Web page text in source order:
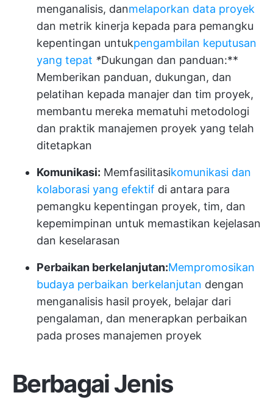
menganalisis, danmelaporkan data proyek
dan metrik kinerja kepada para pemangku
kepentingan untukpengambilan keputusan
yang tepat *Dukungan dan panduan:**
Memberikan panduan, dukungan, dan
pelatihan kepada manajer dan tim proyek,
membantu mereka mematuhi metodologi
dan praktik manajemen proyek yang telah
ditetapkan
Komunikasi: Memfasilitasikomunikasi dan
kolaborasi yang efektif di antara para
pemangku kepentingan proyek, tim, dan
kepemimpinan untuk memastikan kejelasan
dan keselarasan
Perbaikan berkelanjutan:Mempromosikan
budaya perbaikan berkelanjutan dengan
menganalisis hasil proyek, belajar dari
pengalaman, dan menerapkan perbaikan
pada proses manajemen proyek
Berbagai Jenis